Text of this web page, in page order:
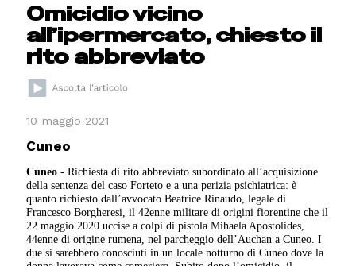
Omicidio vicino
all’ipermercato, chiesto il
rito abbreviato
10 maggio 2021
Cuneo
Cuneo - Richiesta di rito abbreviato subordinato all’acquisizione
della sentenza del caso Forteto e a una perizia psichiatrica: è
quanto richiesto dall’avvocato Beatrice Rinaudo, legale di
Francesco Borgheresi, il 42enne militare di origini fiorentine che il
22 maggio 2020 uccise a colpi di pistola Mihaela Apostolides,
44enne di origine rumena, nel parcheggio dell’Auchan a Cuneo. I
due si sarebbero conosciuti in un locale notturno di Cuneo dove la